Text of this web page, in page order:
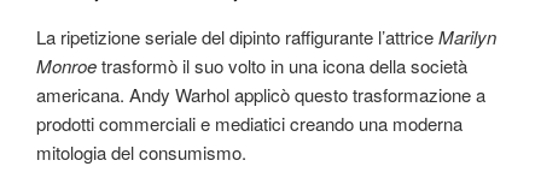
La ripetizione seriale del dipinto raffigurante l’attriceMarilyn
Monroetrasformò il suo volto in una icona della società
americana. Andy Warhol applicò questo trasformazione a
prodotti commerciali e mediatici creando una moderna
mitologia del consumismo.